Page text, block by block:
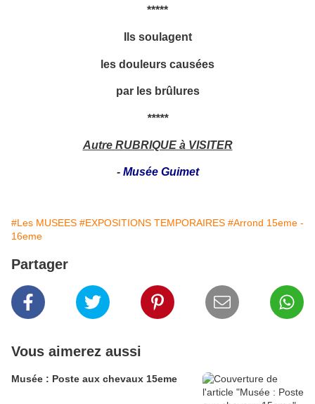
*****
Ils soulagent
les douleurs causées
par les brûlures
*****
Autre RUBRIQUE à VISITER
-Musée Guimet
#Les MUSEES #EXPOSITIONS TEMPORAIRES #Arrond 15eme -
16eme
Partager
Vous aimerez aussi
Musée : Poste aux chevaux 15eme